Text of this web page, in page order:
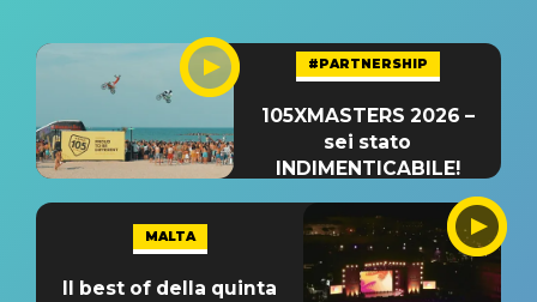
#PARTNERSHIP
105XMASTERS 2026 –
sei stato
INDIMENTICABILE!
MALTA
Il best of della quinta